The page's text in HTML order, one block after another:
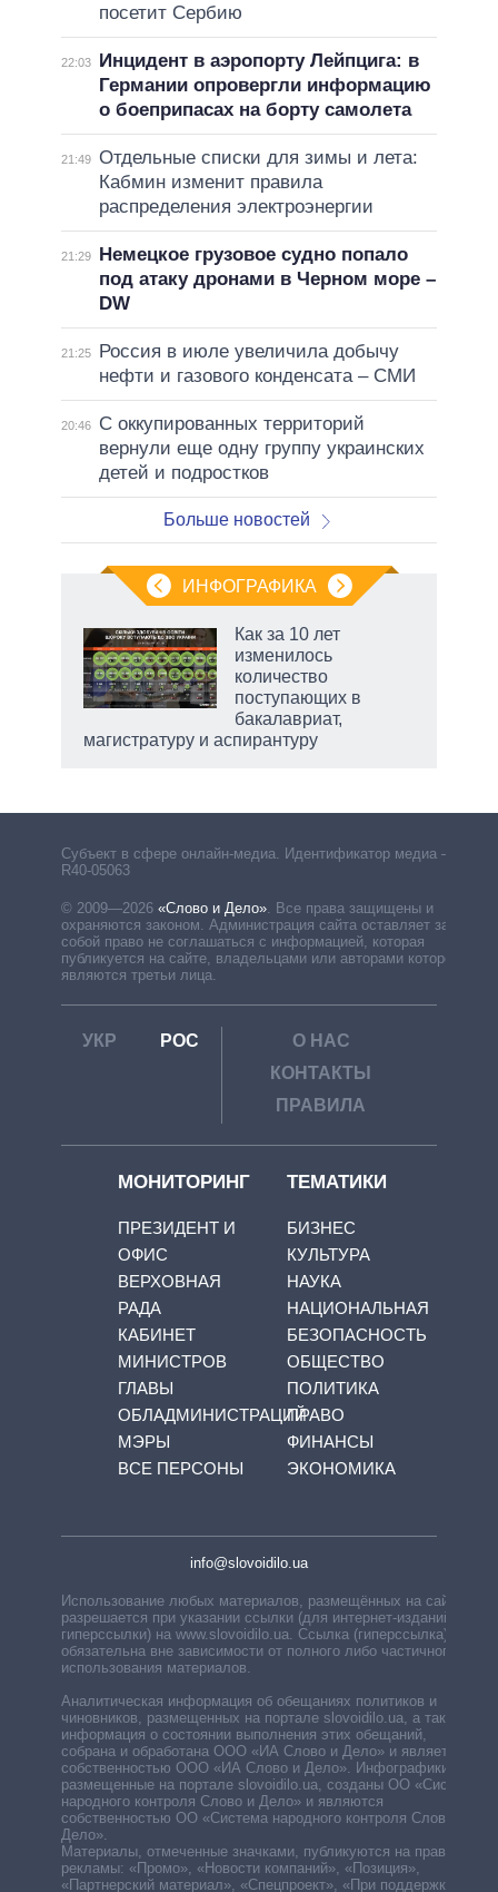
посетит Сербию
22:03
Инцидент в аэропорту Лейпцига: в
Германии опровергли информацию
о боеприпасах на борту самолета
21:49 Отдельные списки для зимы и лета:
Кабмин изменит правила
распределения электроэнергии
21:29
Немецкое грузовое судно попало
под атаку дронами в Черном море –
DW
21:25
Россия в июле увеличила добычу
нефти и газового конденсата – СМИ
20:46
С оккупированных территорий
вернули еще одну группу украинских
детей и подростков
Больше новостей
ИНФОГРАФИКА
Как за 10 лет
изменилось
количество
поступающих в
бакалавриат,
магистратуру и аспирантуру
Субъект в сфере онлайн-медиа. Идентификатор медиа –
R40-05063
© 2009—2026 «Слово и Дело» Все права защищены и
охраняются законом. Администрация сайта оставляет за
собой право не соглашаться с информацией, которая
публикуется на сайте, владельцами или авторами которой
являются третьи лица.
УКР РОС
О НАС
КОНТАКТЫ
ПРАВИЛА
МОНИТОРИНГ
ПРЕЗИДЕНТ И
ОФИС
ВЕРХОВНАЯ
РАДА
КАБИНЕТ
МИНИСТРОВ
ГЛАВЫ
ОБЛАДМИНИСТРАЦИЙ
МЭРЫ
ВСЕ ПЕРСОНЫ
ТЕМАТИКИ
БИЗНЕС
КУЛЬТУРА
НАУКА
НАЦИОНАЛЬНАЯ
БЕЗОПАСНОСТЬ
ОБЩЕСТВО
ПОЛИТИКА
ПРАВО
ФИНАНСЫ
ЭКОНОМИКА
info@slovoidilo.ua
Использование любых материалов, размещённых на сайте,
разрешается при указании ссылки (для интернет-изданий —
гиперссылки) на www.slovoidilo.ua. Ссылка (гиперссылка)
обязательна вне зависимости от полного либо частичного
использования материалов.
Аналитическая информация об обещаниях политиков и
чиновников, размещенных на портале slovoidilo.ua, а также
информация о состоянии выполнения этих обещаний,
собрана и обработана ООО «ИА Слово и Дело» и является
собственностью ООО «ИА Слово и Дело». Инфографики,
размещенные на портале slovoidilo.ua, созданы ОО «Система
народного контроля Слово и Дело» и являются
собственностью ОО «Система народного контроля Слово и
Дело».
Материалы, отмеченные значками, публикуются на правах
рекламы: «Промо», «Новости компаний», «Позиция»,
«Партнерский материал», «Спецпроект», «При поддержке».